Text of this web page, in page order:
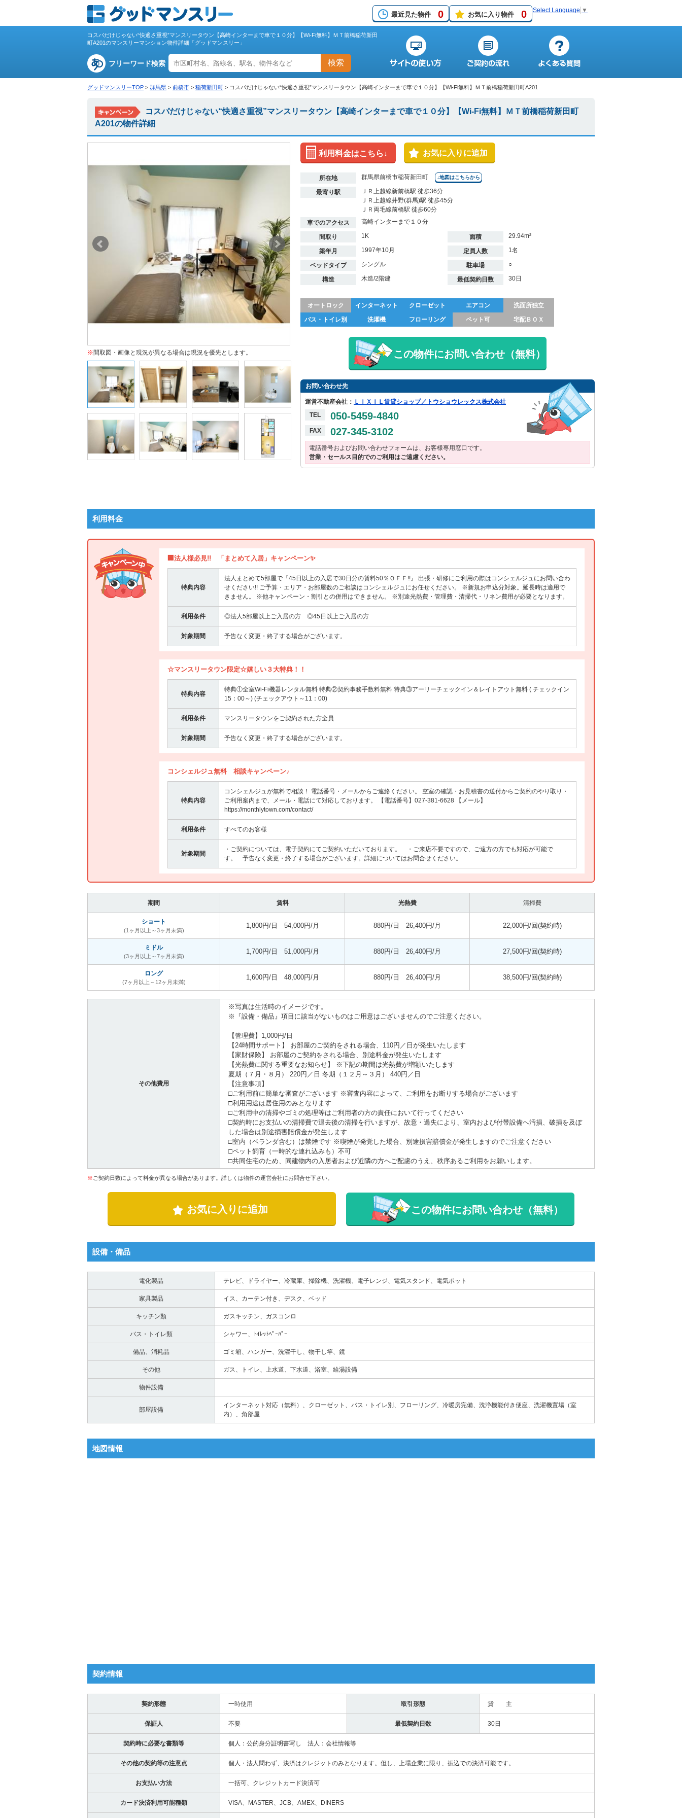
最近見た物件 0 お気に入り物件 0 Select Language ▼
コスパだけじゃない“快適さ重視”マンスリータウン【高崎インターまで車で１０分】【Wi-Fi無料】ＭＴ前橋稲荷新田
町A201のマンスリーマンション物件詳細「グッドマンスリー」
フリーワード検索 検索
グッドマンスリーTOP > 群馬県 > 前橋市 > 稲荷新田町 > コスパだけじゃない“快適さ重視”マンスリータウン【高崎インターまで車で１０分】【Wi-Fi無料】ＭＴ前橋稲荷新田町A201
コスパだけじゃない“快適さ重視”マンスリータウン【高崎インターまで車で１０分】【Wi-Fi無料】ＭＴ前橋稲荷新田町
A201の物件詳細
※間取図・画像と現況が異なる場合は現況を優先とします。
利用料金はこちら↓ お気に入りに追加
所在地 群馬県前橋市稲荷新田町 ↓地図はこちらから
最寄り駅
ＪＲ上越線新前橋駅 徒歩36分
ＪＲ上越線井野(群馬)駅 徒歩45分
ＪＲ両毛線前橋駅 徒歩60分
車でのアクセス
高崎インターまで１０分
間取り 1K 面積 29.94m²
築年月 1997年10月 定員人数 1名
ベッドタイプ シングル 駐車場 ○
構造 木造/2階建 最低契約日数 30日
オートロック インターネット クローゼット エアコン
洗面所独立
バス・トイレ別
洗濯機 フローリング ペット可 宅配ＢＯＸ
この物件にお問い合わせ（無料）
お問い合わせ先
運営不動産会社： ＬＩＸＩＬ賃貸ショップ／トウショウレックス株式会社
TEL
050-5459-4840
FAX 027-345-3102
電話番号およびお問い合わせフォームは、お客様専用窓口です。
営業・セールス目的でのご利用はご遠慮ください。
利用料金
🏢法人様必見!! 「まとめて入居」キャンペーン✨
特典内容
法人まとめて5部屋で『45日以上の入居で30日分の賃料50％ＯＦＦ!!』 出張・研修にご利用の際はコンシェルジュにお問い合わ
せください!! ご予算・エリア・お部屋数のご相談はコンシェルジュにお任せください。 ※新規お申込分対象。延長時は適用で
きません。 ※他キャンペーン・割引との併用はできません。 ※別途光熱費・管理費・清掃代・リネン費用が必要となります。
利用条件 ◎法人5部屋以上ご入居の方 ◎45日以上ご入居の方
対象期間 予告なく変更・終了する場合がございます。
☆マンスリータウン限定☆嬉しい３大特典！！
特典内容
特典①全室Wi-Fi機器レンタル無料 特典②契約事務手数料無料 特典③アーリーチェックイン＆レイトアウト無料 ( チェックイン
15：00～) (チェックアウト～11：00)
利用条件 マンスリータウンをご契約された方全員
対象期間 予告なく変更・終了する場合がございます。
コンシェルジュ無料 相談キャンペーン♪
特典内容
コンシェルジュが無料で相談！ 電話番号・メールからご連絡ください。 空室の確認・お見積書の送付からご契約のやり取り・
ご利用案内まで、メール・電話にて対応しております。 【電話番号】027-381-6628 【メール】
https://monthlytown.com/contact/
利用条件 すべてのお客様
対象期間
・ご契約については、電子契約にてご契約いただいております。 ・ご来店不要ですので、ご遠方の方でも対応が可能で
す。 予告なく変更・終了する場合がございます。詳細についてはお問合せください。
期間 賃料 光熱費 清掃費
ショート
(1ヶ月以上～3ヶ月未満)
1,800円/日 54,000円/月 880円/日 26,400円/月 22,000円/回(契約時)
ミドル
(3ヶ月以上～7ヶ月未満)
1,700円/日 51,000円/月 880円/日 26,400円/月 27,500円/回(契約時)
ロング
(7ヶ月以上～12ヶ月未満)
1,600円/日 48,000円/月 880円/日 26,400円/月 38,500円/回(契約時)
その他費用
※写真は生活時のイメージです。
※『設備・備品』項目に該当がないものはご用意はございませんのでご注意ください。
【管理費】1,000円/日
【24時間サポート】 お部屋のご契約をされる場合、110円／日が発生いたします
【家財保険】 お部屋のご契約をされる場合、別途料金が発生いたします
【光熱費に関する重要なお知らせ】 ※下記の期間は光熱費が増額いたします
夏期（７月・８月） 220円／日 冬期（１２月～３月） 440円／日
【注意事項】
□ご利用前に簡単な審査がございます ※審査内容によって、ご利用をお断りする場合がございます
□利用用途は居住用のみとなります
□ご利用中の清掃やゴミの処理等はご利用者の方の責任において行ってください
□契約時にお支払いの清掃費で退去後の清掃を行いますが、故意・過失により、室内および付帯設備へ汚損、破損を及ぼ
した場合は別途損害賠償金が発生します
□室内（ベランダ含む）は禁煙です ※喫煙が発覚した場合、別途損害賠償金が発生しますのでご注意ください
□ペット飼育（一時的な連れ込みも）不可
□共同住宅のため、同建物内の入居者および近隣の方へご配慮のうえ、秩序あるご利用をお願いします。
※ ご契約日数によって料金が異なる場合があります。詳しくは物件の運営会社にお問合せ下さい。
お気に入りに追加 この物件にお問い合わせ（無料）
設備・備品
電化製品 テレビ、ドライヤー、冷蔵庫、掃除機、洗濯機、電子レンジ、電気スタンド、電気ポット
家具製品 イス、カーテン付き、デスク、ベッド
キッチン類 ガスキッチン、ガスコンロ
バス・トイレ類 シャワー、ﾄｲﾚｯﾄﾍﾟｰﾊﾟｰ
備品、消耗品 ゴミ箱、ハンガー、洗濯干し、物干し竿、鏡
その他 ガス、トイレ、上水道、下水道、浴室、給湯設備
物件設備
部屋設備
インターネット対応（無料）、クローゼット、バス・トイレ別、フローリング、冷暖房完備、洗浄機能付き便座、洗濯機置場（室
内）、角部屋
地図情報
契約情報
契約形態 一時使用 取引形態 貸 主
保証人 不要 最低契約日数 30日
契約時に必要な書類等 個人：公的身分証明書写し 法人：会社情報等
その他の契約等の注意点 個人・法人問わず、決済はクレジットのみとなります。但し、上場企業に限り、振込での決済可能です。
お支払い方法 一括可、クレジットカード決済可
カード決済利用可能種類 VISA、MASTER、JCB、AMEX、DINERS